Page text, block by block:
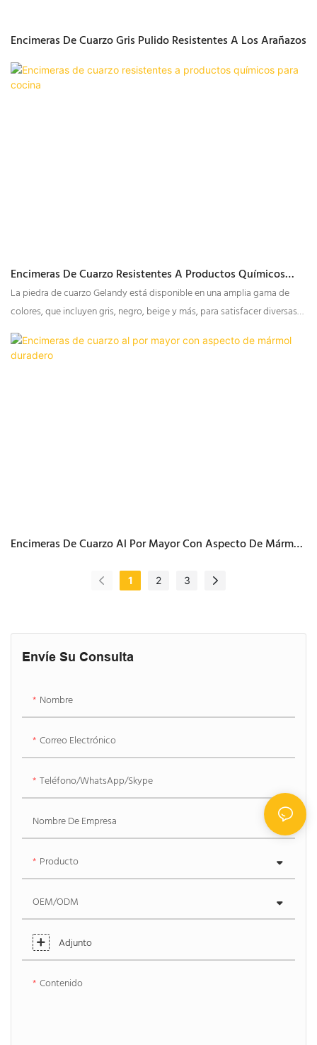
Envíe Su Consulta
Nombre
Correo Electrónico
Teléfono/WhatsApp/Skype
Nombre De Empresa
Producto
OEM/ODM
Adjunto
Contenido
Encimeras De Cuarzo Gris Pulido Resistentes A Los Arañazos
Encimeras De Cuarzo Resistentes A Productos Químicos
Para Cocina
La piedra de cuarzo Gelandy está disponible en una amplia gama de
colores, que incluyen gris, negro, beige y más, para satisfacer diversas
necesidades de diseño de espacios.
Encimeras De Cuarzo Al Por Mayor Con Aspecto De Mármol
1 2 3